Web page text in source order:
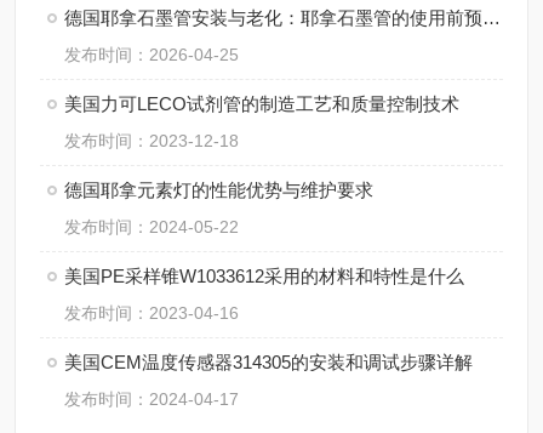
德国耶拿石墨管安装与老化：耶拿石墨管的使用前预处理步骤
发布时间：2026-04-25
美国力可LECO试剂管的制造工艺和质量控制技术
发布时间：2023-12-18
德国耶拿元素灯的性能优势与维护要求
发布时间：2024-05-22
美国PE采样锥W1033612采用的材料和特性是什么
发布时间：2023-04-16
美国CEM温度传感器314305的安装和调试步骤详解
发布时间：2024-04-17